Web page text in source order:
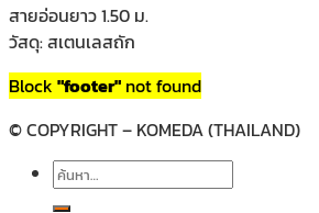
สายอ่อนยาว 1.50 ม.
วัสดุ: สเตนเลสถัก
Block "footer" not found
© COPYRIGHT – KOMEDA (THAILAND)
ค้นหา: